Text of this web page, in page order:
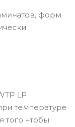
форм
LP
температуре
чтобы